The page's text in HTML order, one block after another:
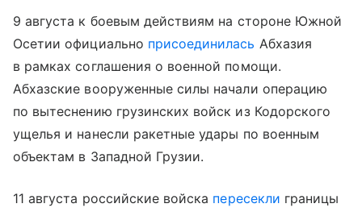
9 августа к боевым действиям на стороне Южной
Осетии официально присоединилась Абхазия
в рамках соглашения о военной помощи.
Абхазские вооруженные силы начали операцию
по вытеснению грузинских войск из Кодорского
ущелья и нанесли ракетные удары по военным
объектам в Западной Грузии.
11 августа российские войска пересекли границы